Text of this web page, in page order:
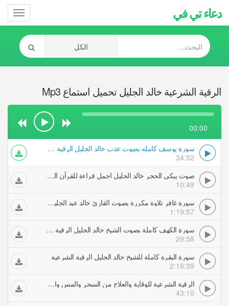
دعاء تي في
الرقية الشرعية خالد الجليل تحميل استماع Mp3
00:00
سورة يوسف كامله بصوت عذب خالد الجليل الرقية الشرعية
34:52
صوت يبكي الحجر خالد الجليل اجمل قراءة للقرآن الكريم الرقية الشرعية
10:49
سورة غافر تلاوة مكررة بصوت القارئ خالد عبد الجليل الرقية الشرعية
1:19:57
سورة الكهف كاملة بصوت الشيخ خالد الجليل الرقية الشرعية
29:58
سورة البقرة كاملة للشيخ خالد الجليل الرقية الشرعية
2:16:39
الرقية الشرعية للوقاية والعلاج من السحر والمس والعين والحسد بصوت الشيخ خالد الجليل
43:10